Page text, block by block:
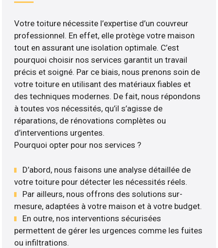
Votre toiture nécessite l’expertise d’un couvreur
professionnel. En effet, elle protège votre maison
tout en assurant une isolation optimale. C’est
pourquoi choisir nos services garantit un travail
précis et soigné. Par ce biais, nous prenons soin de
votre toiture en utilisant des matériaux fiables et
des techniques modernes. De fait, nous répondons
à toutes vos nécessités, qu’il s’agisse de
réparations, de rénovations complètes ou
d’interventions urgentes.
Pourquoi opter pour nos services ?
D’abord, nous faisons une analyse détaillée de
votre toiture pour détecter les nécessités réels.
Par ailleurs, nous offrons des solutions sur-
mesure, adaptées à votre maison et à votre budget.
En outre, nos interventions sécurisées
permettent de gérer les urgences comme les fuites
ou infiltrations.